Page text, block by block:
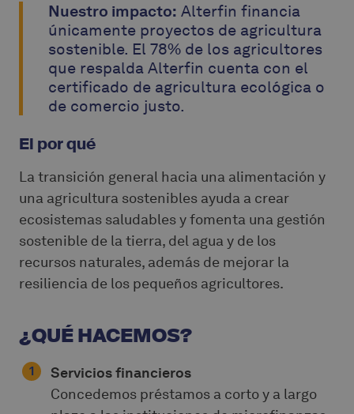
Nuestro impacto: Alterfin financia
únicamente proyectos de agricultura
sostenible. El 78% de los agricultores
que respalda Alterfin cuenta con el
certificado de agricultura ecológica o
de comercio justo.
El por qué
La transición general hacia una alimentación y
una agricultura sostenibles ayuda a crear
ecosistemas saludables y fomenta una gestión
sostenible de la tierra, del agua y de los
recursos naturales, además de mejorar la
resiliencia de los pequeños agricultores.
¿QUÉ HACEMOS?
Servicios financieros
Concedemos préstamos a corto y a largo